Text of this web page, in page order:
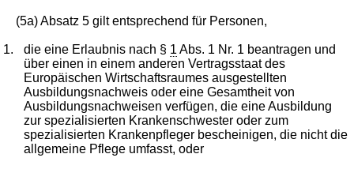
(5a) Absatz 5 gilt entsprechend für Personen,
1. die eine Erlaubnis nach § 1 Abs. 1 Nr. 1 beantragen und
über einen in einem anderen Vertragsstaat des
Europäischen Wirtschaftsraumes ausgestellten
Ausbildungsnachweis oder eine Gesamtheit von
Ausbildungsnachweisen verfügen, die eine Ausbildung
zur spezialisierten Krankenschwester oder zum
spezialisierten Krankenpfleger bescheinigen, die nicht die
allgemeine Pflege umfasst, oder